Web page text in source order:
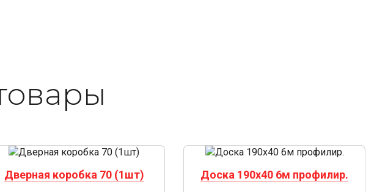
Дверная коробка 70 (1шт) Доска 190х40 6м профилир.